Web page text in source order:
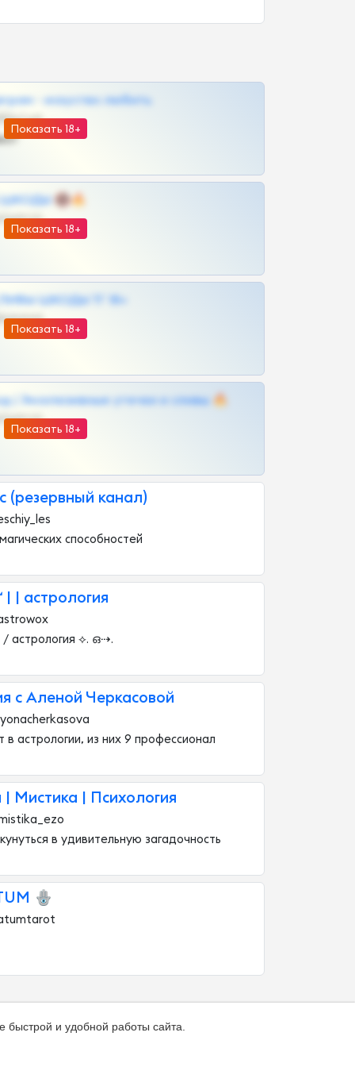
Показать 18+
- искуство любить
@SZu3ll3sCatt_bot
Показать 18+
| ШКОДЫ 🔞🔥
@OPLATAPODPSK1BOT
Показать 18+
ШКОДЫ ТГ 18+
@VIPARHIVS55BOT
Показать 18+
| Эксклюзивные утечки и сливы 🔥
@OPLATAPODPSK1BOT
(резервный канал)
способностей
| | астрология
/ астрология ⟡. ഒ⇢.
c Аленой Черкасовой
в астрологии, из них 9 профессионал
| Мистика | Психология
в удивительную загадочность
🪬
и удобной работы сайта.